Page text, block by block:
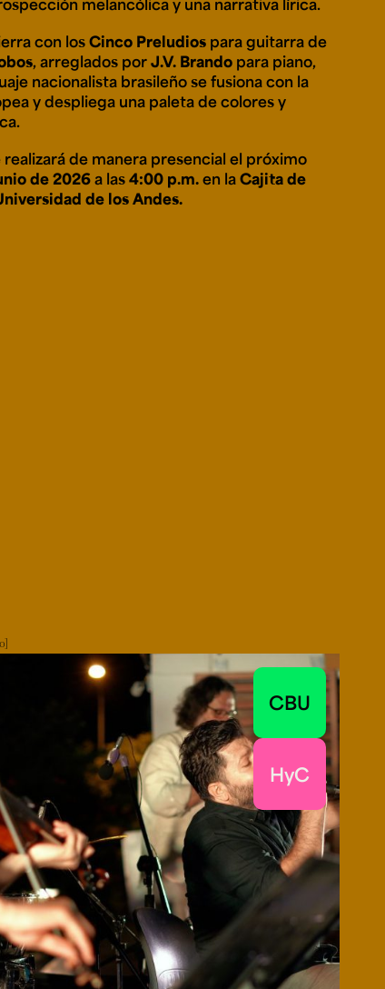
con losCinco Preludios para guitarra de
, arreglados porJ.V. Brando para piano,
nacionalista brasileño se fusiona con la
y despliega una paleta de colores y
realizará de manera presencial el próximo
de 2026a las4:00 p.m.en laCajita de
de los Andes.
CBU
HyC